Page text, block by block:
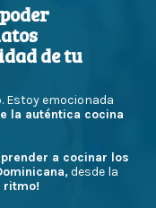
de tu
Estoy emocionada
la auténtica cocina
a cocinar los
desde la
ritmo!